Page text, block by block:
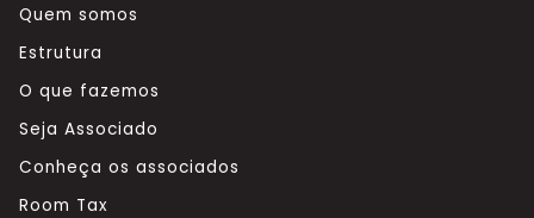
Quem somos
Estrutura
O que fazemos
Seja Associado
Conheça os associados
Room Tax